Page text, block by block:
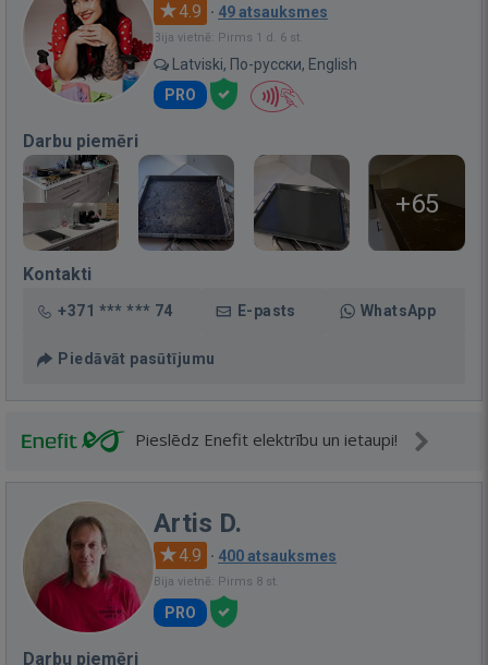
4.9 · 49 atsauksmes
Bija vietnē: Pirms 1 d. 6 st.
Latviski, По-русски, English
PRO
Darbu piemēri
+65
Kontakti
+371 *** *** 74 E-pasts WhatsApp
Piedāvāt pasūtījumu
Pieslēdz Enefit elektrību un ietaupi!
Artis D.
4.9 · 400 atsauksmes
Bija vietnē: Pirms 8 st.
PRO
Darbu piemēri